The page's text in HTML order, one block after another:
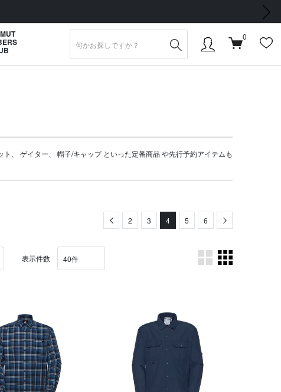
次の画像
0
ト ゲイター 帽子/キャップといった定番商品 や先行予約アイテムも
Previous
2 3 4 5 6
表示件数